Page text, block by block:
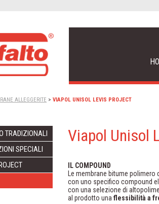
ALLEGGERITE > VIAPOL UNISOL LEVIS PROJECT
TRADIZIONALI
SPECIALI
Viapol Unisol
IL COMPOUND
Le membrane bitume polimero
con uno specifico compound
con una selezione di
al prodotto una flessibilità a